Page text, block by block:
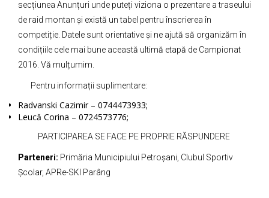
secțiunea Anunțuri unde puteți viziona o prezentare a traseului
de raid montan și există un tabel pentru înscrierea în
competiție. Datele sunt orientative și ne ajută să organizăm în
condițiile cele mai bune această ultimă etapă de Campionat
2016. Vă mulțumim.
Pentru informații suplimentare:
Radvanski Cazimir – 0744473933;
Leucă Corina – 0724573776;
PARTICIPAREA SE FACE PE PROPRIE RĂSPUNDERE
Parteneri: Primăria Municipiului Petroșani, Clubul Sportiv
Școlar, APRe-SKI Parâng